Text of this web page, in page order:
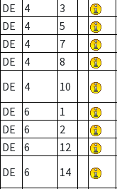
DE
4 3
DE
4 5
DE
4 7
DE
4 8
DE
4 10
DE
6 1
DE
6 2
DE
6 12
DE
6 14